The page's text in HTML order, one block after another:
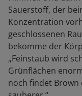
Sauerstoff, der
Konzentration
geschlossenen
bekomme der
„Feinstaub wird
Grünflächen
noch findet Brown